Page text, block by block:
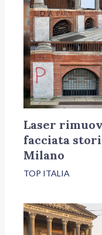
Laser
facciata
Milano
TOP ITALIA